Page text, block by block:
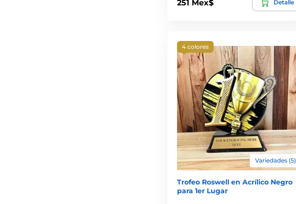
251 Mex$ Detalle
4 colores
Variedades (5)
Trofeo Roswell en Acrílico Negro
para 1er Lugar